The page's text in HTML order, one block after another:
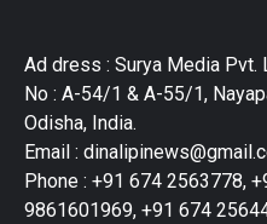
Ad dress : Surya Media Pvt.
No : A-54/1 & A-55/1,
Odisha, India.
Email :
Phone : +91 674 2563778,
9861601969, +91 674